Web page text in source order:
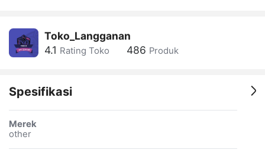
Toko_Langganan
4.1 Rating Toko 486 Produk
Spesifikasi
Merek
other